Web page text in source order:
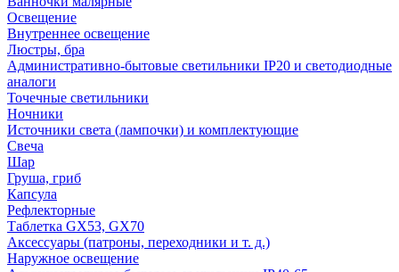
Освещение
Внутреннее освещение
Люстры, бра
Административно-бытовые светильники IP20 и светодиодные
аналоги
Точечные светильники
Ночники
Источники света (лампочки) и комплектующие
Свеча
Шар
Груша, гриб
Капсула
Рефлекторные
Таблетка GX53, GX70
Аксессуары (патроны, переходники и т. д.)
Наружное освещение